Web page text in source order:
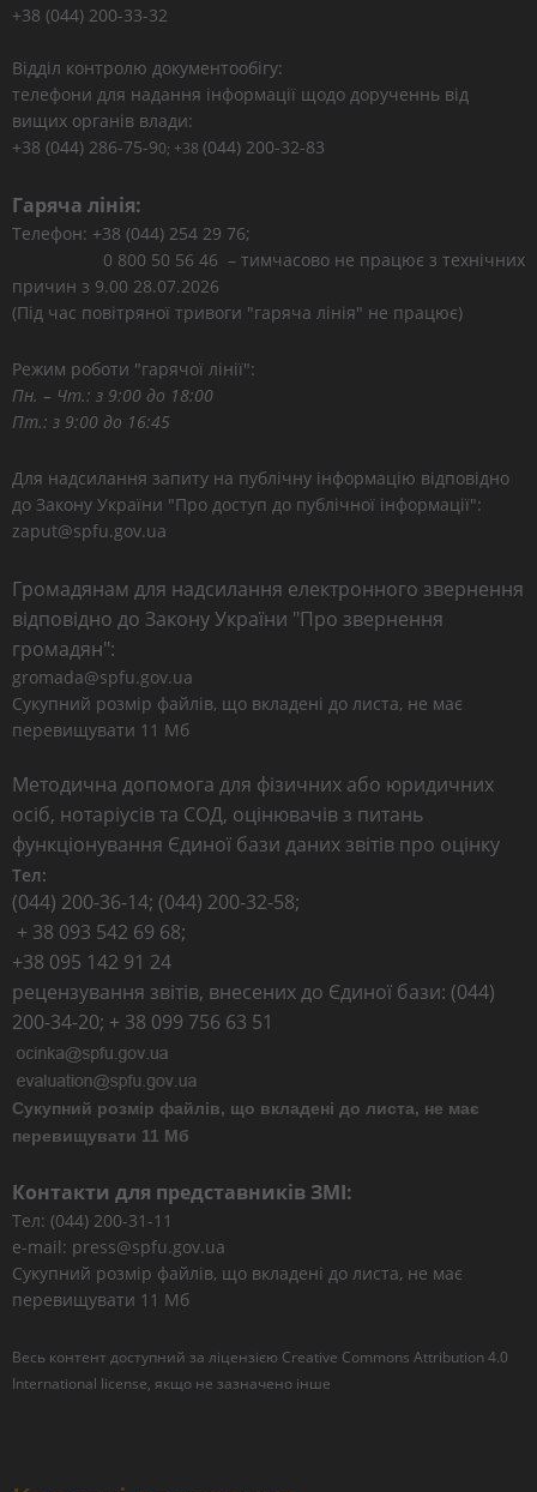
+38 (044) 200-33-32
Відділ контролю документообігу:
телефони для надання інформації щодо дорученнь від
вищих органів влади:
+38 (044) 286-75-90; +38 (044) 200-32-83
Гаряча лінія:
Телефон: +38 (044) 254 29 76;
0 800 50 56 46 – тимчасово не працює з технічних
причин з 9.00 28.07.2026
(Під час повітряної тривоги "гаряча лінія" не працює)
Режим роботи "гарячої лінії":
Пн. – Чт.: з 9:00 до 18:00
Пт.: з 9:00 до 16:45
Для надсилання запиту на публічну інформацію відповідно
до Закону України "Про доступ до публічної інформації":
zaput@spfu.gov.ua
Громадянам для надсилання електронного звернення
відповідно до Закону України "Про звернення
громадян":
gromada@spfu.gov.ua
Сукупний розмір файлів, що вкладені до листа, не має
перевищувати 11 Мб
Методична допомога для фізичних або юридичних
осіб, нотаріусів та СОД, оцінювачів з питань
функціонування Єдиної бази даних звітів про оцінку
Тел:
(044) 200-36-14; (044) 200-32-58;
+ 38 093 542 69 68;
+38 095 142 91 24
рецензування звітів, внесених до Єдиної бази: (044)
200-34-20; + 38 099 756 63 51
Сукупний розмір файлів, що вкладені до листа, не має
перевищувати 11 Мб
Контакти для представників ЗМІ:
Тел: (044) 200-31-11
e-mail: press@spfu.gov.ua
Сукупний розмір файлів, що вкладені до листа, не має
перевищувати 11 Мб
Весь контент доступний за ліцензією Creative Commons Attribution 4.0
International license, якщо не зазначено інше